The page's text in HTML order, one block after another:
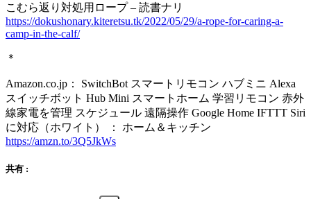
こむら返り対処用ロープ – 読書ナリ
https://dokushonary.kiteretsu.tk/2022/05/29/a-rope-for-caring-a-
camp-in-the-calf/
＊
Amazon.co.jp： SwitchBot スマートリモコン ハブミニ Alexa
スイッチボット Hub Mini スマートホーム 学習リモコン 赤外
線家電を管理 スケジュール 遠隔操作 Google Home IFTTT Siri
に対応（ホワイト） ： ホーム＆キッチン
https://amzn.to/3Q5JkWs
共有 :